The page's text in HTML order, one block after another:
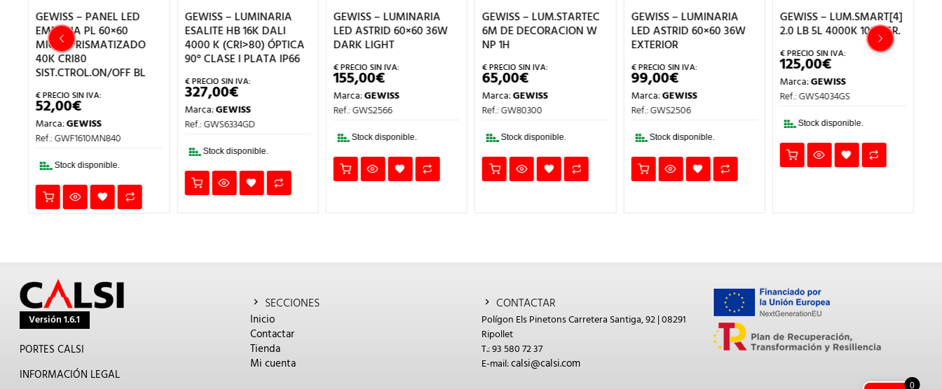
GEWISS – PANEL LED
EMP.ELIA PL 60×60
MICROPRISMATIZADO
40K CRI80
SIST.CTROL.ON/OFF BL
52,00€
Marca:GEWISS
Ref.: GWF1610MN840
Stock disponible.
GEWISS – LUMINARIA
ESALITE HB 16K DALI
4000 K (CRI>80) ÓPTICA
90° CLASE I PLATA IP66
327,00€
Marca:GEWISS
Ref.: GWS6334GD
Stock disponible.
GEWISS – LUMINARIA
LED ASTRID 60×60 36W
DARK LIGHT
155,00€
Marca:GEWISS
Ref.: GWS2566
Stock disponible.
GEWISS – LUM.STARTEC
6M DE DECORACION W
NP 1H
65,00€
Marca:GEWISS
Ref.: GW80300
Stock disponible.
GEWISS – LUMINARIA
LED ASTRID 60×60 36W
EXTERIOR
99,00€
Marca:GEWISS
Ref.: GWS2506
Stock disponible.
GEWISS – LUM.SMART[4]
2.0 LB 5L 4000K 100? GR.
125,00€
Marca:GEWISS
Ref.: GWS4034GS
Stock disponible.
Versión 1.6.1
PORTES CALSI
INFORMACIÓN LEGAL
SECCIONES
Inicio
Contactar
Tienda
Mi cuenta
CONTACTAR
Polígon Els Pinetons Carretera Santiga, 92 | 08291
Ripollet
T.: 93 580 72 37
E-mail:calsi@calsi.com
0